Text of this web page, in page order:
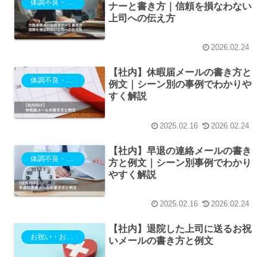
ナーと書き方｜信頼を損なわない
上司への伝え方
2026.02.24
体調不良・欠勤・電車遅延
【社内】休暇届メールの書き方と
例文｜シーン別の事例でわかりや
すく解説
2025.02.16 2026.02.24
【社内】早退の連絡メールの書き
方と例文｜シーン別事例でわかり
やすく解説
2025.02.16 2026.02.24
お祝い・お悔み
【社内】退院した上司に送るお祝
いメールの書き方と例文